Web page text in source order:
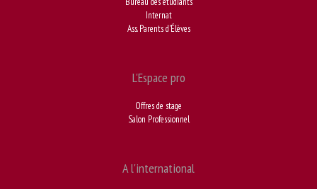
Internat
Ass. Parents d'Élèves
L'Espace pro
Offres de stage
Salon Professionnel
A l'international